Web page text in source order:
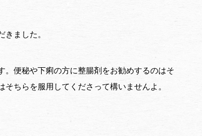
ました。
便秘や下痢の方に整腸剤をお勧めするのはそ
ちらを服用してくださって構いませんよ。